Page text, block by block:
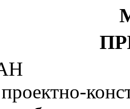
проектно-